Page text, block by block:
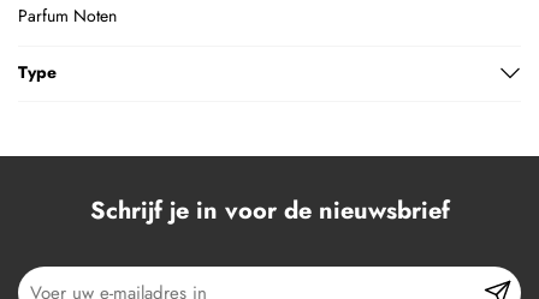
Parfum Noten
Type
Schrijf je in voor de nieuwsbrief